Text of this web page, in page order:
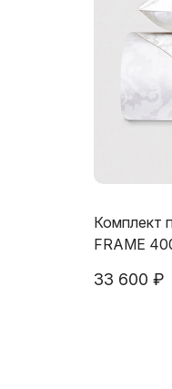
Комплект
FRAME
33 600 ₽